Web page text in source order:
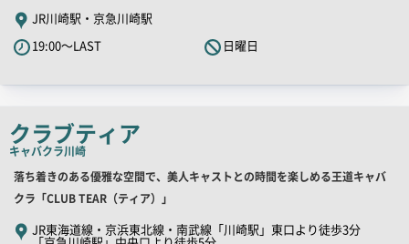
PR
キ
ャ
ピ
ー
JR川崎駅・京急川崎駅
19:00～LAST
日曜日
クラブティア
キャバクラ川崎
店
舗
PR
落ち着きのある優雅な空間で、美人キャストとの時間を楽しめる王道キャバ
クラ「CLUB TEAR（ティア）」
JR東海道線・京浜東北線・南武線「川崎駅」東口より徒歩3分